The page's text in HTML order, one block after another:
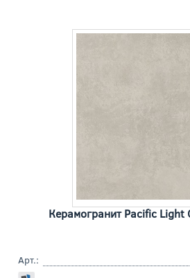
Керамогранит Pacific Light
Арт.: